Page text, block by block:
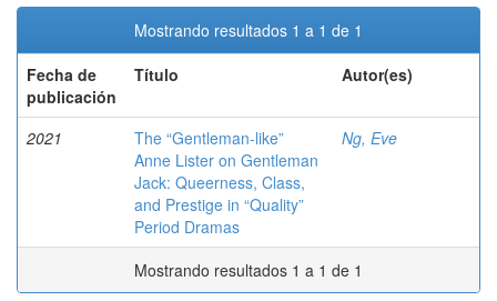
Mostrando resultados 1 a 1 de 1
Fecha de
publicación
Título Autor(es)
2021
The “Gentleman-like”
Anne Lister on Gentleman
Jack: Queerness, Class,
and Prestige in “Quality”
Period Dramas
Ng, Eve
Mostrando resultados 1 a 1 de 1